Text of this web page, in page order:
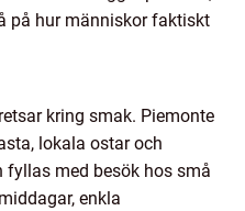
på hur människor faktiskt
kring smak. Piemonte
lokala ostar och
fyllas med besök hos små
enkla